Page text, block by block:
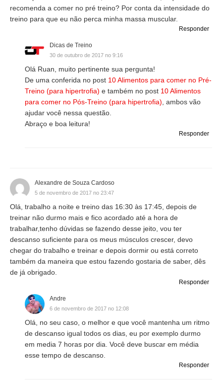
recomenda a comer no pré treino? Por conta da intensidade do
treino para que eu não perca minha massa muscular.
Responder
Dicas de Treino
30 de outubro de 2017 no 9:16
Olá Ruan, muito pertinente sua pergunta!
De uma conferida no post 10 Alimentos para comer no Pré-
Treino (para hipertrofia) e também no post 10 Alimentos
para comer no Pós-Treino (para hipertrofia), ambos vão
ajudar você nessa questão.
Abraço e boa leitura!
Responder
Alexandre de Souza Cardoso
5 de novembro de 2017 no 23:47
Olá, trabalho a noite e treino das 16:30 às 17:45, depois de
treinar não durmo mais e fico acordado até a hora de
trabalhar,tenho dúvidas se fazendo desse jeito, vou ter
descanso suficiente para os meus músculos crescer, devo
chegar do trabalho e treinar e depois dormir ou está correto
também da maneira que estou fazendo gostaria de saber, dês
de já obrigado.
Responder
Andre
6 de novembro de 2017 no 12:08
Olá, no seu caso, o melhor e que você mantenha um ritmo
de descanso igual todos os dias, eu por exemplo durmo
em media 7 horas por dia. Você deve buscar em média
esse tempo de descanso.
Responder